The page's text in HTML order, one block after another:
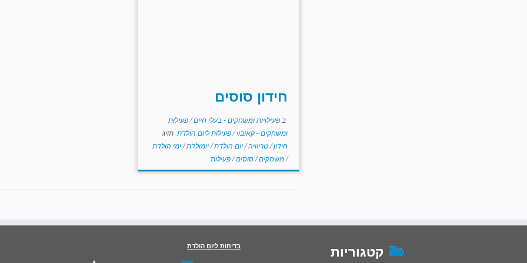
חידון סוסים
בפעילויות ומשחקים - בעלי חיים/פעילות
ומשחקים - קאובוי/פעילות ליום הולדת תויג
חידון/טריוויה/יום הולדת/יומולדת/ימי הולדת
/משחקים/סוסים/פעילות
קטגוריות בדיחות ליום הולדת